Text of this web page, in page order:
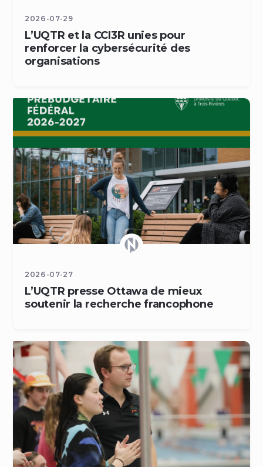
2026-07-29
L’UQTR et la CCI3R unies pour
renforcer la cybersécurité des
organisations
2026-07-27
L’UQTR presse Ottawa de mieux
soutenir la recherche francophone